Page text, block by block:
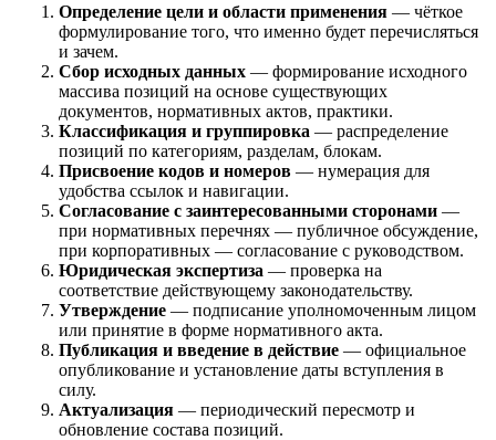
Определение цели и области применения — чёткое
формулирование того, что именно будет перечисляться
и зачем.
Сбор исходных данных — формирование исходного
массива позиций на основе существующих
документов, нормативных актов, практики.
Классификация и группировка — распределение
позиций по категориям, разделам, блокам.
Присвоение кодов и номеров — нумерация для
удобства ссылок и навигации.
Согласование с заинтересованными сторонами —
при нормативных перечнях — публичное обсуждение,
при корпоративных — согласование с руководством.
Юридическая экспертиза — проверка на
соответствие действующему законодательству.
Утверждение — подписание уполномоченным лицом
или принятие в форме нормативного акта.
Публикация и введение в действие — официальное
опубликование и установление даты вступления в
силу.
Актуализация — периодический пересмотр и
обновление состава позиций.